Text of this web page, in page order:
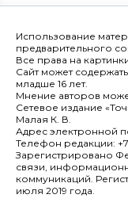
Использование
предварительного
Все права на
Сайт может
младше 16 лет.
Мнение авторов
Сетевое издание
Малая К. В.
Адрес электронной
Телефон редакции: +7
Зарегистрировано
связи,
коммуникаций.
июля 2019 года.